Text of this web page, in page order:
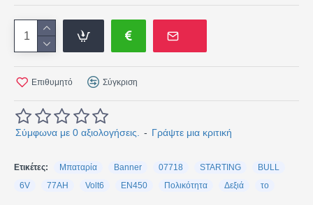
Σύμφωνα με 0 αξιολογήσεις. - Γράψτε μια κριτική
Επιθυμητό Σύγκριση
Ετικέτες: Μπαταρία Banner 07718 STARTING
BULL
6V
77AH Volt6 EN450 Πολικότητα Δεξιά το